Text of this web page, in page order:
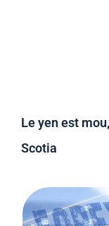
Le yen est
Scotia